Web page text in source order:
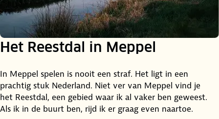
Het Reestdal in Meppel
In Meppel spelen is nooit een straf. Het ligt in een
prachtig stuk Nederland. Niet ver van Meppel vind je
het Reestdal, een gebied waar ik al vaker ben geweest.
Als ik in de buurt ben, rijd ik er graag even naartoe.